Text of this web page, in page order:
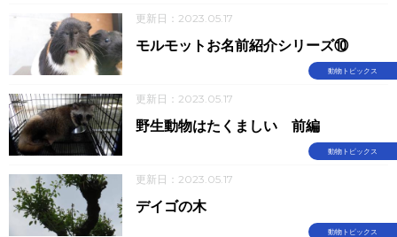
更新日：2023.05.17
動物トピックス
モルモットお名前紹介シリーズ⑩
更新日：2023.05.17
動物トピックス
野生動物はたくましい 前編
更新日：2023.05.17
動物トピックス
デイゴの木